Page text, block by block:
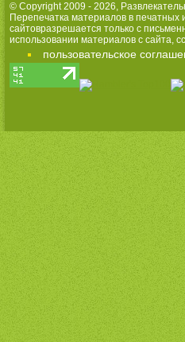
© Copyright 2009 - 2026,
Перепечатка материалов в печатных
сайтовразрешается только с
использовании материалов с сайта,
пользовательское